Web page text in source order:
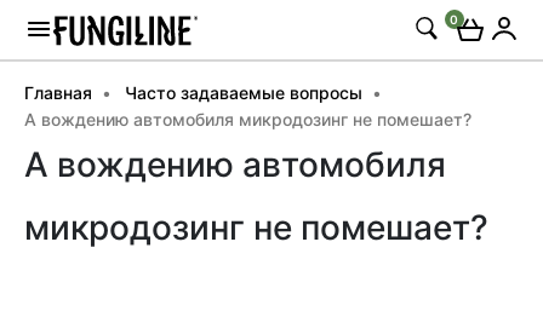
0
Главная
Часто задаваемые вопросы
А вождению автомобиля микродозинг не помешает?
А вождению автомобиля
микродозинг не помешает?